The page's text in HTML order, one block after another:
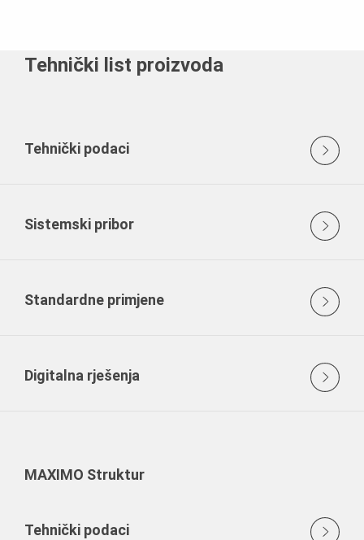
Tehnički list proizvoda
Tehnički podaci
Sistemski pribor
Standardne primjene
Digitalna rješenja
MAXIMO Struktur
Tehnički podaci